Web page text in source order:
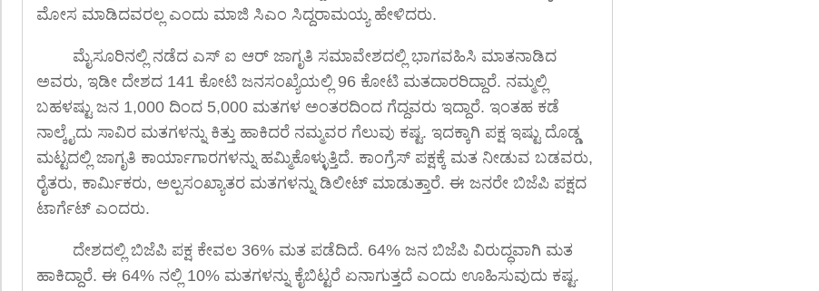
ಮೋಸ ಮಾಡಿದವರಲ್ಲ ಎಂದು ಮಾಜಿ ಸಿಎಂ ಸಿದ್ದರಾಮಯ್ಯ ಹೇಳಿದರು.
ಮೈಸೂರಿನಲ್ಲಿ ನಡೆದ ಎಸ್ ಐ ಆರ್ ಜಾಗೃತಿ ಸಮಾವೇಶದಲ್ಲಿ ಭಾಗವಹಿಸಿ ಮಾತನಾಡಿದ
ಅವರು, ಇಡೀ ದೇಶದ 141 ಕೋಟಿ ಜನಸಂಖ್ಯೆಯಲ್ಲಿ 96 ಕೋಟಿ ಮತದಾರರಿದ್ದಾರೆ. ನಮ್ಮಲ್ಲಿ
ಬಹಳಷ್ಟು ಜನ 1,000 ದಿಂದ 5,000 ಮತಗಳ ಅಂತರದಿಂದ ಗೆದ್ದವರು ಇದ್ದಾರೆ. ಇಂತಹ ಕಡೆ
ನಾಲ್ಕೈದು ಸಾವಿರ ಮತಗಳನ್ನು ಕಿತ್ತು ಹಾಕಿದರೆ ನಮ್ಮವರ ಗೆಲುವು ಕಷ್ಟ. ಇದಕ್ಕಾಗಿ ಪಕ್ಷ ಇಷ್ಟು ದೊಡ್ಡ
ಮಟ್ಟದಲ್ಲಿ ಜಾಗೃತಿ ಕಾರ್ಯಾಗಾರಗಳನ್ನು ಹಮ್ಮಿಕೊಳ್ಳುತ್ತಿದೆ. ಕಾಂಗ್ರೆಸ್ ಪಕ್ಷಕ್ಕೆ ಮತ ನೀಡುವ ಬಡವರು,
ರೈತರು, ಕಾರ್ಮಿಕರು, ಅಲ್ಪಸಂಖ್ಯಾತರ ಮತಗಳನ್ನು ಡಿಲೀಟ್ ಮಾಡುತ್ತಾರೆ. ಈ ಜನರೇ ಬಿಜೆಪಿ ಪಕ್ಷದ
ಟಾರ್ಗೆಟ್ ಎಂದರು.
ದೇಶದಲ್ಲಿ ಬಿಜೆಪಿ ಪಕ್ಷ ಕೇವಲ 36% ಮತ ಪಡೆದಿದೆ. 64% ಜನ ಬಿಜೆಪಿ ವಿರುದ್ಧವಾಗಿ ಮತ
ಹಾಕಿದ್ದಾರೆ. ಈ 64% ನಲ್ಲಿ 10% ಮತಗಳನ್ನು ಕೈಬಿಟ್ಟರೆ ಏನಾಗುತ್ತದೆ ಎಂದು ಊಹಿಸುವುದು ಕಷ್ಟ.